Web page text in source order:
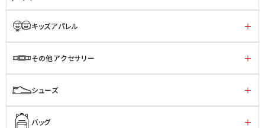
キッズアパレル
その他アクセサリー
シューズ
バッグ